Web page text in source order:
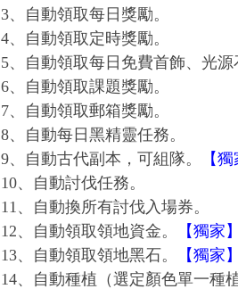
3、自動領取每日獎勵。
4、自動領取定時獎勵。
5、自動領取每日免費首飾、光
6、自動領取課題獎勵。
7、自動領取郵箱獎勵。
8、自動每日黑精靈任務。
9、自動古代副本，可組隊。
【
10、自動討伐任務。
11、自動換所有討伐入場券。
12、自動領取領地資金。
【獨家
13、自動領取領地黑石。
【獨家
14、自動種植（選定顏色單一種